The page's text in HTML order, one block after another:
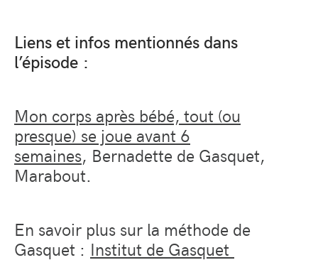
Liens et infos mentionnés dans
l’épisode :
Mon corps après bébé, tout (ou
presque) se joue avant 6
semaines, Bernadette de Gasquet,
Marabout.
En savoir plus sur la méthode de
Gasquet : Institut de Gasquet